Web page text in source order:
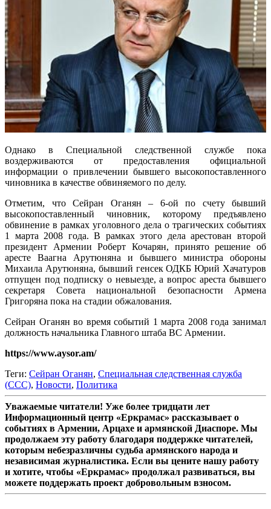
Однако в Специальной следственной службе пока
воздерживаются от предоставления официальной
информации о привлечении бывшего высокопоставленного
чиновника в качестве обвиняемого по делу.
Отметим, что Сейран Оганян – 6-ой по счету бывший
высокопоставленный чиновник, которому предъявлено
обвинение в рамках уголовного дела о трагических событиях
1 марта 2008 года. В рамках этого дела арестован второй
президент Армении Роберт Кочарян, принято решение об
аресте Ваагна Арутюняна и бывшего министра обороны
Михаила Арутюняна, бывший генсек ОДКБ Юрий Хачатуров
отпущен под подписку о невыезде, а вопрос ареста бывшего
секретаря Совета национальной безопасности Армена
Григоряна пока на стадии обжалования.
Сейран Оганян во время событий 1 марта 2008 года занимал
должность начальника Главного штаба ВС Армении.
https://www.aysor.am/
Теги: Сейран Оганян, Специальная следственная служба
(ССС), Новости, Политика
Уважаемые читатели! Уже более тридцати лет
Информационный центр «Еркрамас» рассказывает о
событиях в Армении, Арцахе и армянской Диаспоре. Мы
продолжаем эту работу благодаря поддержке читателей,
которым небезразличны судьба армянского народа и
независимая журналистика. Если вы цените нашу работу
и хотите, чтобы «Еркрамас» продолжал развиваться, вы
можете поддержать проект добровольным взносом.